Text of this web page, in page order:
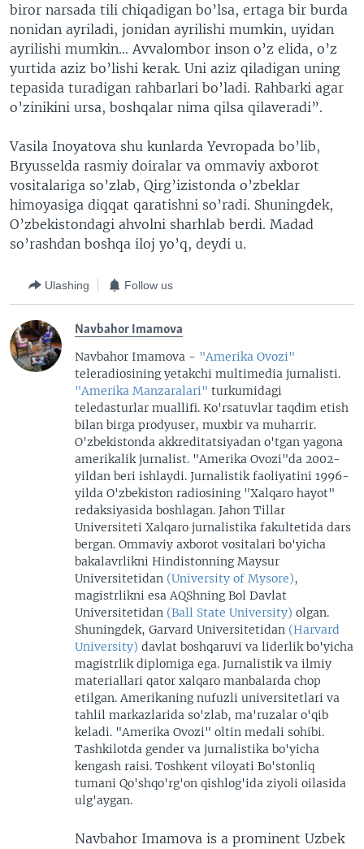
biror narsada tili chiqadigan bo’lsa, ertaga bir burda
nonidan ayriladi, jonidan ayrilishi mumkin, uyidan
ayrilishi mumkin… Avvalombor inson o’z elida, o’z
yurtida aziz bo’lishi kerak. Uni aziz qiladigan uning
tepasida turadigan rahbarlari bo’ladi. Rahbarki agar
o’zinikini ursa, boshqalar nima qilsa qilaveradi”.
Vasila Inoyatova shu kunlarda Yevropada bo’lib,
Bryusselda rasmiy doiralar va ommaviy axborot
vositalariga so’zlab, Qirg’izistonda o’zbeklar
himoyasiga diqqat qaratishni so’radi. Shuningdek,
O’zbekistondagi ahvolni sharhlab berdi. Madad
so’rashdan boshqa iloj yo’q, deydi u.
Ulashing Follow us
Navbahor Imamova
Navbahor Imamova - "Amerika Ovozi"
teleradiosining yetakchi multimedia jurnalisti.
"Amerika Manzaralari" turkumidagi
teledasturlar muallifi. Ko'rsatuvlar taqdim etish
bilan birga prodyuser, muxbir va muharrir.
O'zbekistonda akkreditatsiyadan o'tgan yagona
amerikalik jurnalist. "Amerika Ovozi"da 2002-
yildan beri ishlaydi. Jurnalistik faoliyatini 1996-
yilda O'zbekiston radiosining "Xalqaro hayot"
redaksiyasida boshlagan. Jahon Tillar
Universiteti Xalqaro jurnalistika fakultetida dars
bergan. Ommaviy axborot vositalari bo'yicha
bakalavrlikni Hindistonning Maysur
Universitetidan (University of Mysore),
magistrlikni esa AQShning Bol Davlat
Universitetidan (Ball State University) olgan.
Shuningdek, Garvard Universitetidan (Harvard
University) davlat boshqaruvi va liderlik bo'yicha
magistrlik diplomiga ega. Jurnalistik va ilmiy
materiallari qator xalqaro manbalarda chop
etilgan. Amerikaning nufuzli universitetlari va
tahlil markazlarida so'zlab, ma'ruzalar o'qib
keladi. "Amerika Ovozi" oltin medali sohibi.
Tashkilotda gender va jurnalistika bo'yicha
kengash raisi. Toshkent viloyati Bo'stonliq
tumani Qo'shqo'rg'on qishlog'ida ziyoli oilasida
ulg'aygan.
Navbahor Imamova is a prominent Uzbek